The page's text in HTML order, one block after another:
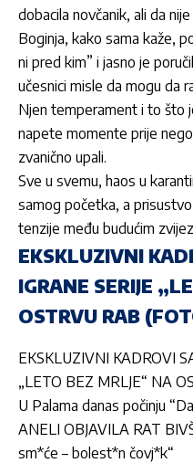
dobacila novčanik, ali da
Boginja, kako sama kaže,
ni pred kim” i jasno je
učesnici misle da mogu da
Njen temperament i to što
napete momente prije
zvanično upali.
Sve u svemu, haos u
samog početka, a
tenzije među budućim
EKSKLUZIVNI
IGRANE SERIJE
OSTRVU RAB
EKSKLUZIVNI KADROVI
„LETO BEZ MRLJE“ NA
U Palama danas počinju
ANELI OBJAVILA RAT
sm*će – bolest*n čovj*k“